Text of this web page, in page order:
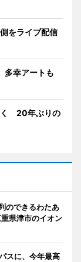
をライブ配信
幸アートも
く 20年ぶりの
のできるわたあ
県津市のイオン
スに、今年最高